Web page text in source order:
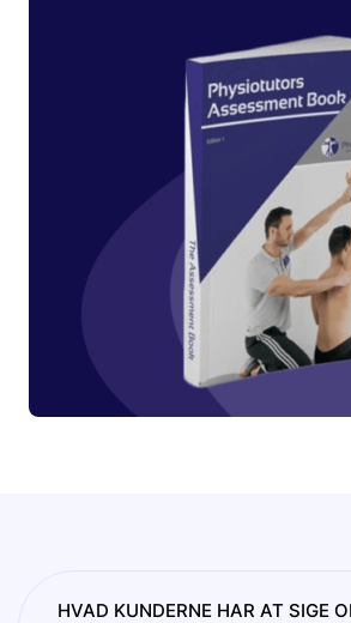
HVAD KUNDERNE HAR AT SIGE